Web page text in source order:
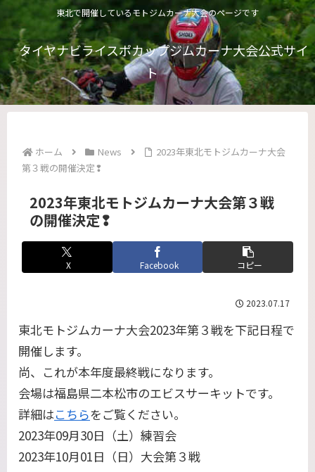
東北で開催しているモトジムカーナ大会のページです
タイヤナビライスポカップジムカーナ大会公式サイ
ト
ホーム News
2023年東北モトジムカーナ大会
第３戦の開催決定❢
2023年東北モトジムカーナ大会第３戦
の開催決定❢
X Facebook コピー
2023.07.17
東北モトジムカーナ大会2023年第３戦を下記日程で
開催します。
尚、これが本年度最終戦になります。
会場は福島県二本松市のエビスサーキットです。
詳細はこちらをご覧ください。
2023年09月30日（土）練習会
2023年10月01日（日）大会第３戦